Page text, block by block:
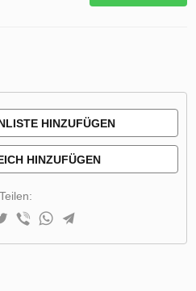
HINZUFÜGEN
HINZUFÜGEN
Teilen: